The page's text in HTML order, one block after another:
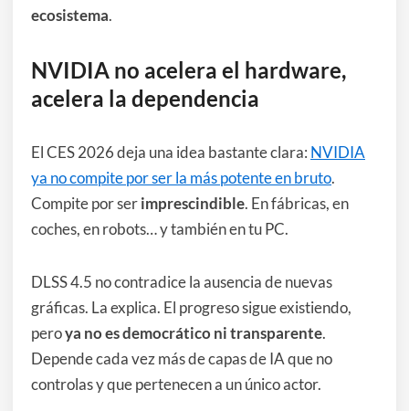
ecosistema.
NVIDIA no acelera el hardware,
acelera la dependencia
El CES 2026 deja una idea bastante clara: NVIDIA
ya no compite por ser la más potente en bruto.
Compite por serimprescindible. En fábricas, en
coches, en robots… y también en tu PC.
DLSS 4.5 no contradice la ausencia de nuevas
gráficas. La explica. El progreso sigue existiendo,
peroya no es democrático ni transparente.
Depende cada vez más de capas de IA que no
controlas y que pertenecen a un único actor.